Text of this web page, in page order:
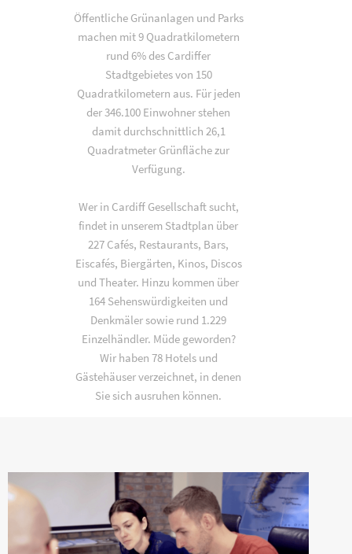
Öffentliche Grünanlagen und Parks
machen mit 9 Quadratkilometern
rund 6% des Cardiffer
Stadtgebietes von 150
Quadratkilometern aus. Für jeden
der 346.100 Einwohner stehen
damit durchschnittlich 26,1
Quadratmeter Grünfläche zur
Verfügung.
Wer in Cardiff Gesellschaft sucht,
findet in unserem Stadtplan über
227 Cafés, Restaurants, Bars,
Eiscafés, Biergärten, Kinos, Discos
und Theater. Hinzu kommen über
164 Sehenswürdigkeiten und
Denkmäler sowie rund 1.229
Einzelhändler. Müde geworden?
Wir haben 78 Hotels und
Gästehäuser verzeichnet, in denen
Sie sich ausruhen können.